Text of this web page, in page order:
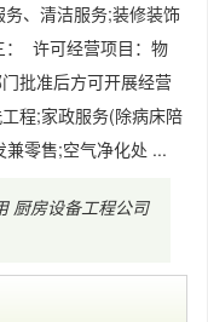
、清洁服务;装修装饰
： 许可经营项目：物
批准后方可开展经营
程;家政服务(除病床陪
零售;空气净化处 ...
厨房设备工程公司